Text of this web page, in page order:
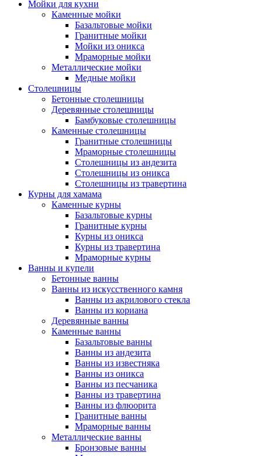
Мойки для кухни
Каменные мойки
Базальтовые мойки
Гранитные мойки
Мойки из оникса
Мраморные мойки
Металлические мойки
Медные мойки
Столешницы
Бетонные столешницы
Деревянные столешницы
Бамбуковые столешницы
Каменные столешницы
Гранитные столешницы
Мраморные столешницы
Столешницы из андезита
Столешницы из оникса
Столешницы из травертина
Курны для хамама
Каменные курны
Базальтовые курны
Гранитные курны
Курны из оникса
Курны из травертина
Мраморные курны
Ванны и купели
Бетонные ванны
Ванны из искусственного камня
Ванны из акрилового стекла
Ванны из кориана
Деревянные ванны
Каменные ванны
Базальтовые ванны
Ванны из андезита
Ванны из известняка
Ванны из оникса
Ванны из песчаника
Ванны из травертина
Ванны из флюорита
Гранитные ванны
Мраморные ванны
Металлические ванны
Бронзовые ванны